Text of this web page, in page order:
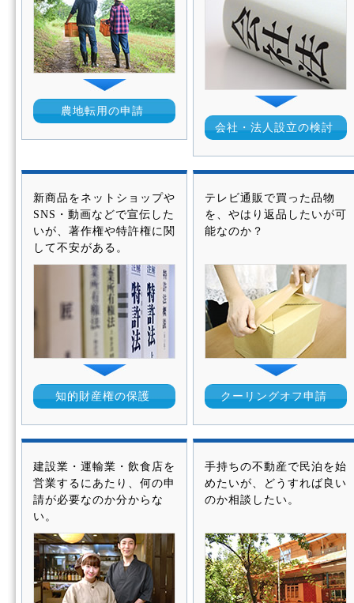
農地転用の申請
会社・法人設立の検討
新商品をネットショップや
SNS・動画などで宣伝した
いが、著作権や特許権に関
して不安がある。
知的財産権の保護
テレビ通販で買った品物
を、やはり返品したいが可
能なのか？
クーリングオフ申請
建設業・運輸業・飲食店を
営業するにあたり、何の申
請が必要なのか分からな
い。
手持ちの不動産で民泊を始
めたいが、どうすれば良い
のか相談したい。